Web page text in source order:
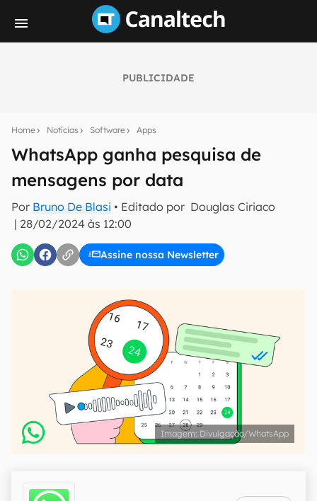
PUBLICIDADE
Home Notícias Software Apps
WhatsApp ganha pesquisa de
mensagens por data
Por Bruno De Blasi • Editado por Douglas Ciriaco
| 28/02/2024 às 12:00
Assine nossa Newsletter
notícias e reviews sobre tecnologia em primeira
mão.
E-mail
Divulgação/WhatsApp